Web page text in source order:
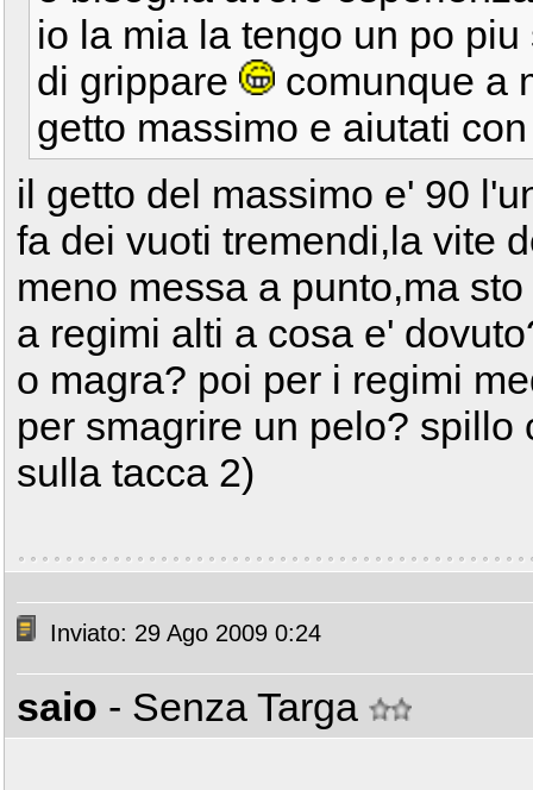
io la mia la tengo un po
di grippare
comunque a
getto massimo e aiutati
il getto del massimo e' 90
fa dei vuoti tremendi,la vite
meno messa a punto,ma
a regimi alti a cosa e'
o magra? poi per i regimi
per smagrire un pelo?
sulla tacca 2)
Inviato: 29 Ago 2009 0:24
saio - Senza Targa